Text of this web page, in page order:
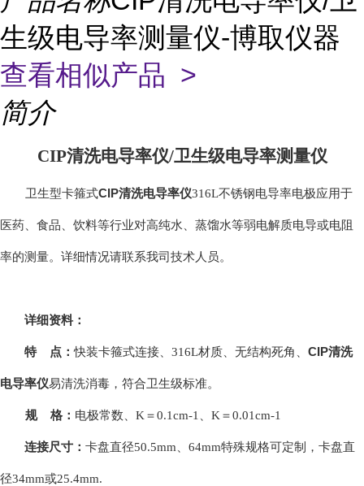
生级电导率测量仪-博取仪器
查看相似产品 >
简介
CIP清洗电导率仪/卫生级电导率测量仪
卫生型卡箍式CIP清洗电导率仪316L不锈钢电导率电极应用于
医药、食品、饮料等行业对高纯水、蒸馏水等弱电解质电导或电阻
率的测量。详细情况请联系我司技术人员。
详细资料：
特 点：快装卡箍式连接、 316L材质、无结构死角、 CIP清洗
电导率仪易清洗消毒，符合卫生级标准。
规 格： 电极常数、 K ＝0.1cm-1 K ＝0.01cm-1
连接尺寸： 卡盘直径50.5mm 64mm特殊规格可定制，卡盘直
径34mm或25.4mm.